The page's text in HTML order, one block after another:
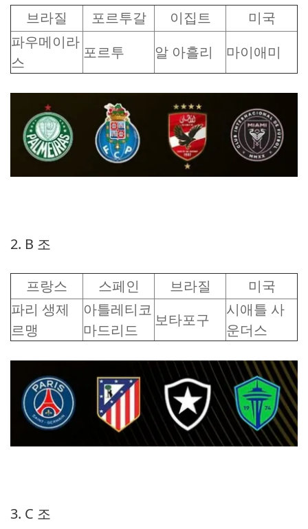
브라질 포르투갈 이집트
미국
파우메이라
스
포르투 알 아흘리 마이애미
2. B 조
프랑스 스페인 브라질
미국
파리 생제
르맹
아틀레티코
마드리드
보타포구
시애틀 사
운더스
3. C 조